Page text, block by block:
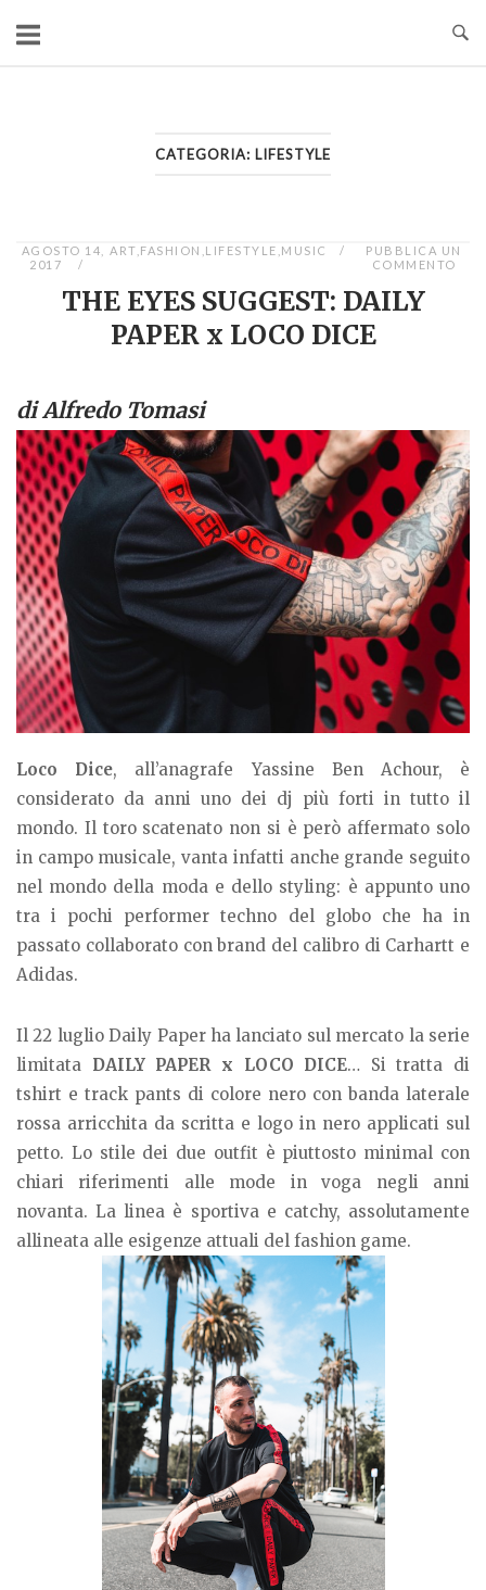
CATEGORIA: LIFESTYLE
AGOSTO 14,
2017
ART FASHION LIFESTYLE MUSIC
PUBBLICA UN
COMMENTO
THE EYES SUGGEST: DAILY
PAPER x LOCO DICE
di Alfredo Tomasi
Loco Dice, all’anagrafe Yassine Ben Achour, è
considerato da anni uno dei dj più forti in tutto il
mondo. Il toro scatenato non si è però affermato solo
in campo musicale, vanta infatti anche grande seguito
nel mondo della moda e dello styling: è appunto uno
tra i pochi performer techno del globo che ha in
passato collaborato con brand del calibro di Carhartt e
Adidas.
Il 22 luglio Daily Paper ha lanciato sul mercato la serie
limitata DAILY PAPER x LOCO DICE… Si tratta di
tshirt e track pants di colore nero con banda laterale
rossa arricchita da scritta e logo in nero applicati sul
petto. Lo stile dei due outfit è piuttosto minimal con
chiari riferimenti alle mode in voga negli anni
novanta. La linea è sportiva e catchy, assolutamente
allineata alle esigenze attuali del fashion game.